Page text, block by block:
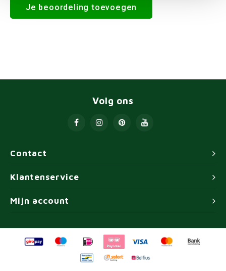
Je beoordeling toevoegen
Contact
Volg ons
Klantenservice
Mijn account